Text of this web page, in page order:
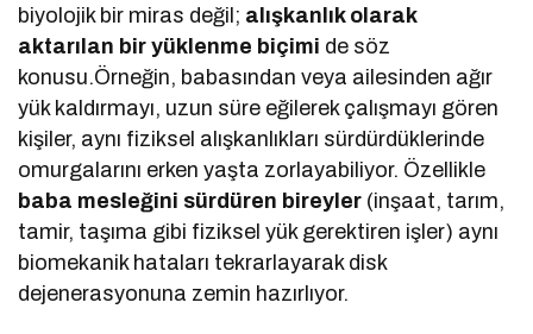
biyolojik bir miras değil; alışkanlık olarak
aktarılan bir yüklenme biçimi de söz
konusu.Örneğin, babasından veya ailesinden ağır
yük kaldırmayı, uzun süre eğilerek çalışmayı gören
kişiler, aynı fiziksel alışkanlıkları sürdürdüklerinde
omurgalarını erken yaşta zorlayabiliyor. Özellikle
baba mesleğini sürdüren bireyler (inşaat, tarım,
tamir, taşıma gibi fiziksel yük gerektiren işler) aynı
biomekanik hataları tekrarlayarak disk
dejenerasyonuna zemin hazırlıyor.